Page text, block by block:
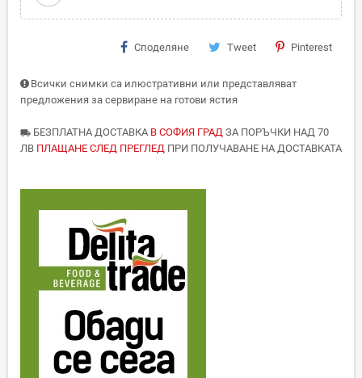
Споделяне Tweet Pinterest
Всички снимки са илюстративни или представляват
предложения за сервиране на готови ястия
local_shipping БЕЗПЛАТНА ДОСТАВКА В СОФИЯ ГРАД ЗА ПОРЪЧКИ НАД 70
ЛВ ПЛАЩАНЕ СЛЕД ПРЕГЛЕД ПРИ ПОЛУЧАВАНЕ НА ДОСТАВКАТА